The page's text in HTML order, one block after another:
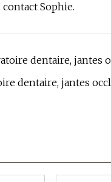
Sophie.
dentaire, jantes
dentaire, jantes